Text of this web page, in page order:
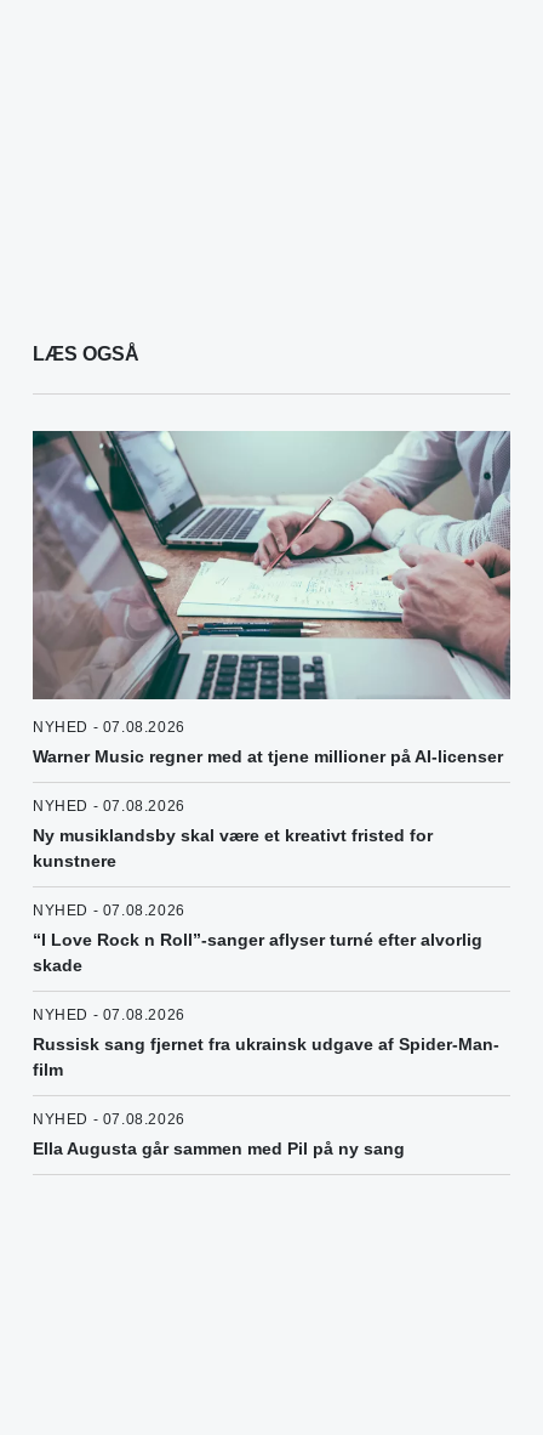
LÆS OGSÅ
NYHED - 07.08.2026
Warner Music regner med at tjene millioner på AI-licenser
NYHED - 07.08.2026
Ny musiklandsby skal være et kreativt fristed for
kunstnere
NYHED - 07.08.2026
“I Love Rock n Roll”-sanger aflyser turné efter alvorlig
skade
NYHED - 07.08.2026
Russisk sang fjernet fra ukrainsk udgave af Spider-Man-
film
NYHED - 07.08.2026
Ella Augusta går sammen med Pil på ny sang